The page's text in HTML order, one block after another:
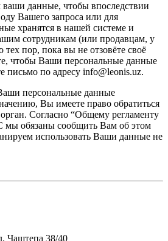
данные, чтобы впоследствии
Вашего запроса или для
хранятся в нашей системе и
сотрудникам (или продавцам, у
тех пор, пока вы не отзовёте своё
чтобы Ваши персональные данные
письмо по адресу info@leonis.uz.
персональные данные
Вы имеете право обратиться
Согласно “Общему регламенту
мы обязаны сообщить Вам об этом
использовать Ваши данные не
Чаштепа 38/40